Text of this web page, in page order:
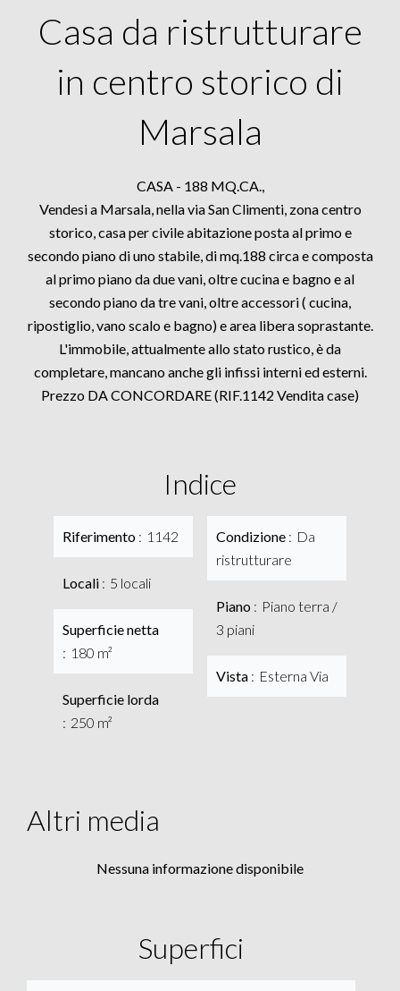
Casa da ristrutturare
in centro storico di
Marsala
CASA - 188 MQ.CA.,
Vendesi a Marsala, nella via San Climenti, zona centro
storico, casa per civile abitazione posta al primo e
secondo piano di uno stabile, di mq.188 circa e composta
al primo piano da due vani, oltre cucina e bagno e al
secondo piano da tre vani, oltre accessori ( cucina,
ripostiglio, vano scalo e bagno) e area libera soprastante.
L'immobile, attualmente allo stato rustico, è da
completare, mancano anche gli infissi interni ed esterni.
Prezzo DA CONCORDARE (RIF.1142 Vendita case)
Indice
Riferimento 1142
Locali 5 locali
Superficie netta
180 m²
Superficie lorda
250 m²
Condizione
Da
ristrutturare
Piano
Piano terra /
3 piani
Vista Esterna Via
Altri media
Nessuna informazione disponibile
Superfici